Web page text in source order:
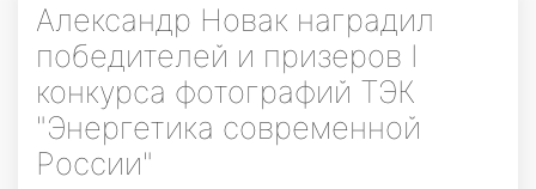
Александр Новак наградил
победителей и призеров I
конкурса фотографий ТЭК
"Энергетика современной
России"